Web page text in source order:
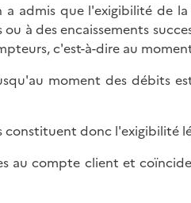
admis que l'exigibilité de
à des encaissements
c'est-à-dire au
moment des débits
donc l'exigibilité
au compte client et